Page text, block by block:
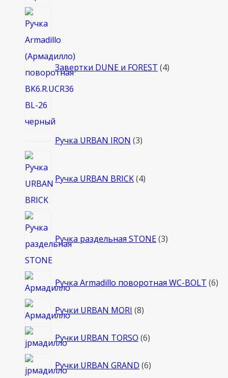
Завертки DUNE и FOREST 4
Ручка URBAN IRON 33
Ручка URBAN BRICK 4товара
Ручка раздельная STONE 3товара
Ручка Armadillo поворотная WC-BOLT 66
Ручки URBAN MORI 88
Ручки URBAN TORSO 66
Ручки URBAN GRAND 66